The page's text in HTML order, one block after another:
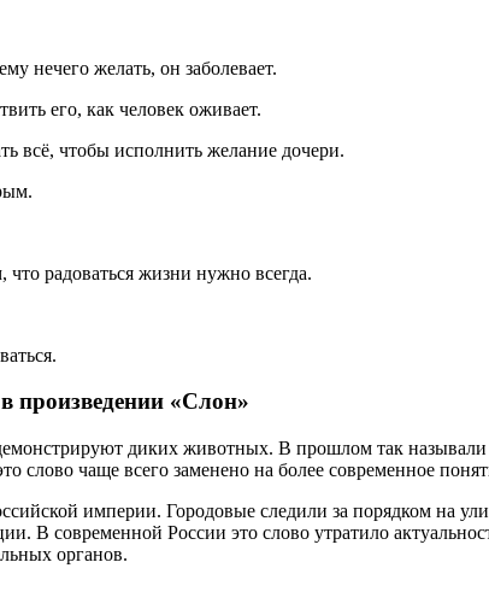
нечего желать, он заболевает.
его, как человек оживает.
всё, чтобы исполнить желание дочери.
что радоваться жизни нужно всегда.
произведении «Слон»
диких животных. В прошлом так называли
слово чаще всего заменено на более современное
империи. Городовые следили за порядком на
В современной России это слово утратило
органов.